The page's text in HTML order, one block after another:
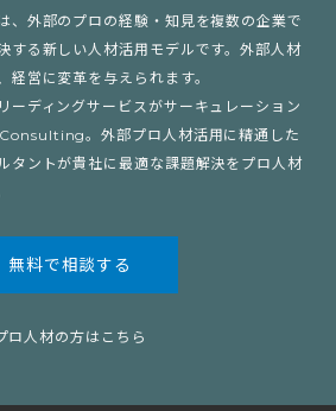
、外部のプロの経験・知見を複数の企業で
する新しい人材活用モデルです。外部人材
営に変革を与えられます。
ーディングサービスがサーキュレーション
。外部プロ人材活用に精通した
タントが貴社に最適な課題解決をプロ人材
無料で相談する
ロ人材の方はこちら